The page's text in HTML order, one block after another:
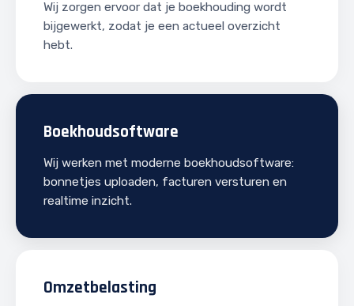
Wij zorgen ervoor dat je boekhouding wordt
bijgewerkt, zodat je een actueel overzicht
hebt.
Boekhoudsoftware
Wij werken met moderne boekhoudsoftware:
bonnetjes uploaden, facturen versturen en
realtime inzicht.
Omzetbelasting